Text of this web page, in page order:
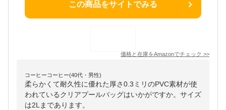
この商品をサイトでみる
価格と在庫をAmazonでチェック >>
コーヒーコーヒー(40代・男性)
柔らかくて耐久性に優れた厚さ0.3ミリのPVC素材が使
われているクリアプールバッグはいかがですか。サイズ
は2Lまであります。